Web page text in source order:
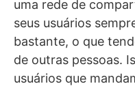
uma rede de
seus usuários
bastante, o que
de outras pessoas.
usuários que